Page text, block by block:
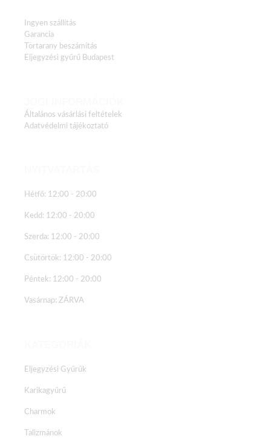
Ingyen szállítás
Garancia
Törtarany beszámítás
Eljegyzési gyűrű Budapest
Általános vásárlási feltételek
Adatvédelmi tájékoztató
Hétfő: 12:00 - 20:00
Kedd: 12:00 - 20:00
Szerda: 12:00 - 20:00
Csütörtök: 12:00 - 20:00
Péntek: 12:00 - 20:00
Vasárnap: ZÁRVA
Eljegyzési Gyűrűk
Karikagyűrű
Charmok
Talizmánok